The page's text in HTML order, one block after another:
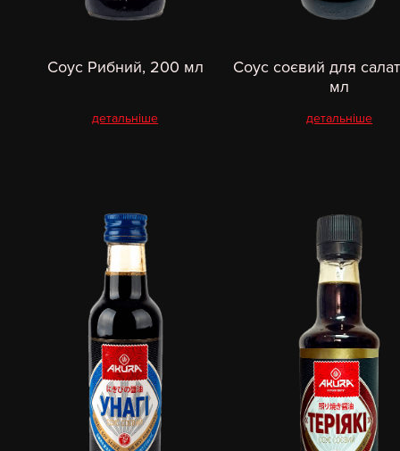
Соус Рибний, 200 мл
детальніше
Соус соєвий для
мл
детальніше